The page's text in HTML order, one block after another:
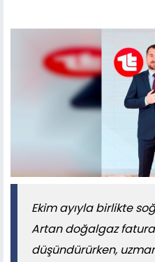
Ekim ayıyla birlikte
Artan doğalgaz
düşündürürken,